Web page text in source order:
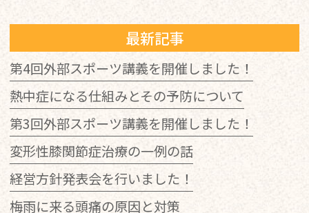
最新記事
第4回外部スポーツ講義を開催しました！
熱中症になる仕組みとその予防について
第3回外部スポーツ講義を開催しました！
変形性膝関節症治療の一例の話
経営方針発表会を行いました！
梅雨に来る頭痛の原因と対策